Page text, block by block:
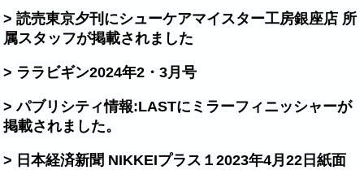
> 読売東京夕刊にシューケアマイスター工房銀座店 所
属スタッフが掲載されました
> ララビギン2024年2・3月号
> パブリシティ情報:LASTにミラーフィニッシャーが
掲載されました。
> 日本経済新聞 NIKKEIプラス１2023年4月22日紙面